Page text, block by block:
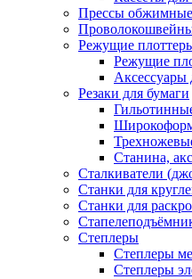
Прессы обжимные
Режущие
Режущие
Аксессуары
Резаки для бумаги
Станина,
Сталкиватели
Станки для
Станки для
Степлеры
Степлеры
Степлеры